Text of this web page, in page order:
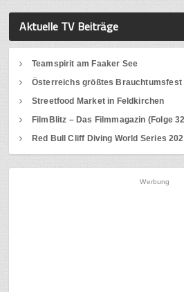
Aktuelle TV Beiträge
Teamspirit am Faaker See
Österreichs größtes Brauchtumsfest
Streetfood Market in Feldkirchen
FilmBlitz – Das Filmmagazin (Folge
Red Bull Cliff Diving World Series
Werbung